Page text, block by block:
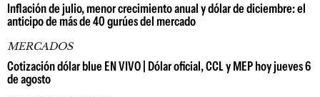
Inflación de julio, menor crecimiento anual y dólar de diciembre: el
anticipo de más de 40 gurúes del mercado
MERCADOS
Cotización dólar blue EN VIVO | Dólar oficial, CCL y MEP hoy jueves 6
de agosto